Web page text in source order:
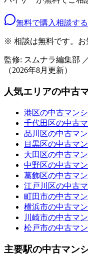
無料で購入相談する
※ 相談は無料です。お
監修: スムナラ編集部
（2026年8月 更新）
人気エリアの中古
港区の中古マン
千代田区の中古
品川区の中古マ
目黒区の中古マ
大田区の中古マ
中野区の中古マ
葛飾区の中古マ
江戸川区の中古
町田市の中古マ
横浜市の中古マ
川崎市の中古マ
松戸市の中古マ
主要駅の中古マン